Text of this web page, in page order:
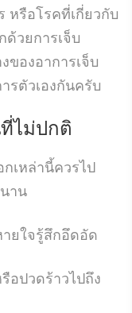
หรือโรคที่เกี่ยวกับ
วยการเจ็บ
องอาการเจ็บ
รตัวเองกันครับ
ไม่ปกติ
เหล่านี้ควรไป
าน
ยใจรู้สึกอึดอัด
อปวดร้าวไปถึง